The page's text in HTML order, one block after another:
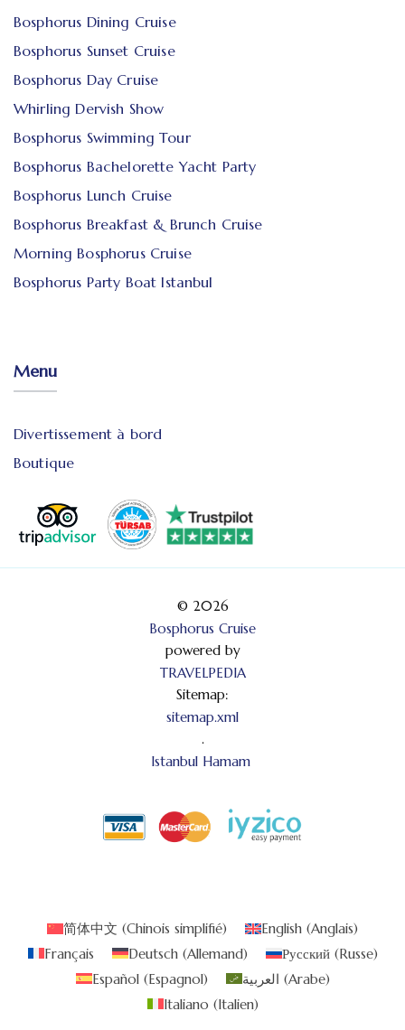
Bosphorus Dining Cruise
Bosphorus Sunset Cruise
Bosphorus Day Cruise
Whirling Dervish Show
Bosphorus Swimming Tour
Bosphorus Bachelorette Yacht Party
Bosphorus Lunch Cruise
Bosphorus Breakfast & Brunch Cruise
Morning Bosphorus Cruise
Bosphorus Party Boat Istanbul
Menu
Divertissement à bord
Boutique
© 2026
Bosphorus Cruise
powered by
TRAVELPEDIA
Sitemap:
sitemap.xml
.
Istanbul Hamam
简体中文 (Chinois simplifié) English (Anglais)
Français
Deutsch(Allemand) Русский(Russe)
Español(Espagnol) العربية (Arabe)
Italiano (Italien)